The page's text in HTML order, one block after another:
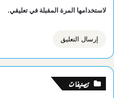
لاستخدامها المرة المقبلة في تعليقي.
تصنيفات